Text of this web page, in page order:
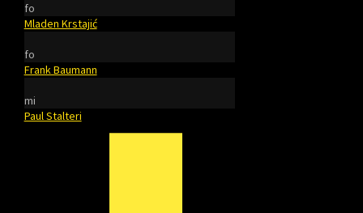
fo
Mladen Krstajić
fo
Frank Baumann
mi
Paul Stalteri